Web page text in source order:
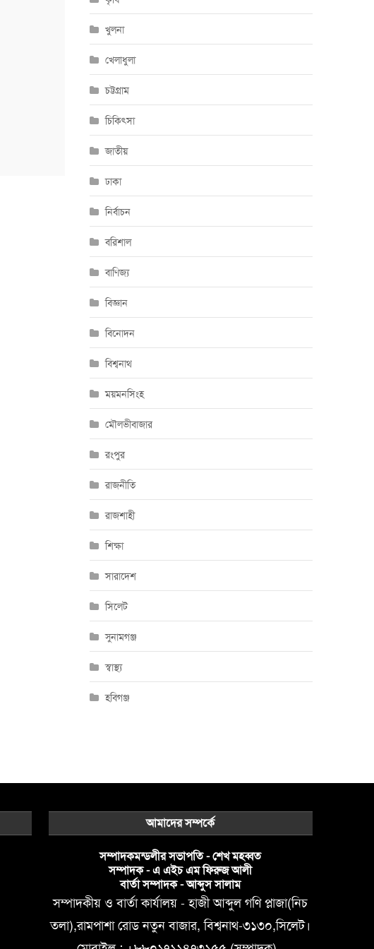
খুলনা
খেলাধুলা
চট্টগ্রাম
চিকিৎসা
জাতীয়
ঢাকা
নির্বাচন
বরিশাল
বাণিজ্য
বিজ্ঞান
বিনোদন
বিশ্বনাথ
ময়মনসিংহ
মৌলভীবাজার
রংপুর
রাজনীতি
রাজশাহী
শিক্ষা
সারাদেশ
সিলেট
সুনামগঞ্জ
স্বাস্থ্য
হবিগঞ্জ
আমাদের সম্পর্কে
সম্পাদকমন্ডলীর সভাপতি - শেখ মহব্বত
সম্পাদক - এ এইচ এম ফিরুজ আলী
বার্তা সম্পাদক - আব্দুস সালাম
সম্পাদকীয় ও বার্তা কার্যালয় - হাজী আব্দুল গণি প্লাজা(নিচ
তলা),রামপাশা রোড নতুন বাজার, বিশ্বনাথ-৩১৩০,সিলেট।